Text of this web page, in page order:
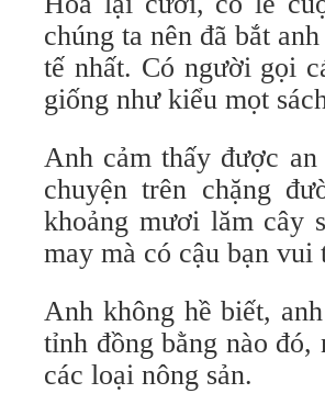
chúng ta nên đã bắt
tế nhất. Có người gọi
giống như kiểu mọt
Anh cảm thấy được
chuyện trên chặng
khoảng mươi lăm cây
may mà có cậu bạn
Anh không hề biết,
tỉnh đồng bằng nào
các loại nông sản.